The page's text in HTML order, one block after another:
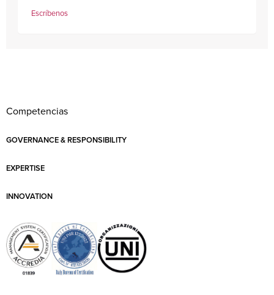
Escríbenos
Competencias
GOVERNANCE & RESPONSIBILITY
EXPERTISE
INNOVATION